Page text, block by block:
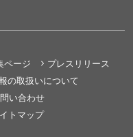
ページ
プレスリリース
の取扱いについて
い合わせ
トマップ